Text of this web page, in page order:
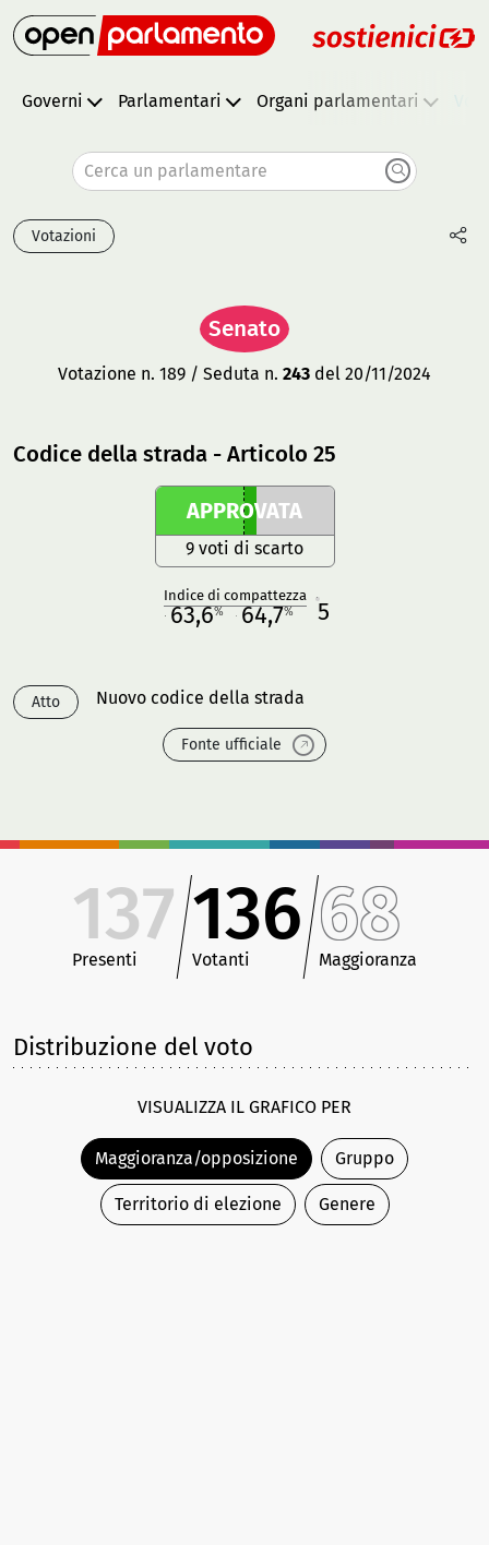
Governi Parlamentari Organi parlamentari
Cerca un parlamentare
Votazioni
Senato
Votazione n. 189 / Seduta n. 243 del 20/11/2024
Codice della strada - Articolo 25
APPROVATA
9 voti di scarto
Indice di compattezza
63,6% 64,7% 5
Atto Nuovo codice della strada
Fonte ufficiale
137
Presenti
136
Votanti
68
Maggioranza
Distribuzione del voto
VISUALIZZA IL GRAFICO PER
Maggioranza/opposizione Gruppo
Territorio di elezione Genere